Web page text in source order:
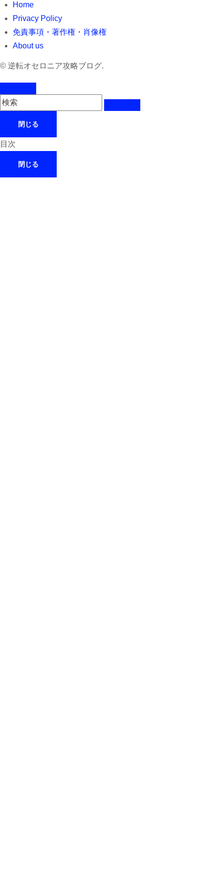
Home
Privacy Policy
免責事項・著作権・肖像権
About us
© 逆転オセロニア攻略ブログ.
閉じる
目次
閉じる